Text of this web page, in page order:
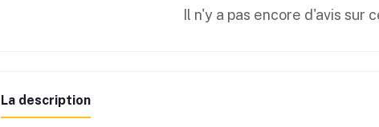
Il n'y a pas encore d'avis sur
La description